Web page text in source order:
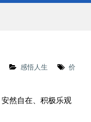
感悟人生
价
然自在、积极乐观